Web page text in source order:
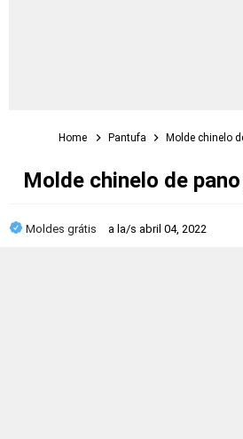
Home Pantufa Molde chinelo
Molde chinelo de
Moldes grátis a la/s abril 04, 2022